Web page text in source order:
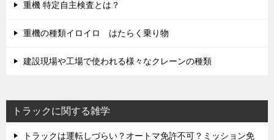
重機 特定自主検査とは？
重機の種類イロイロ はたらく乗り物
建設現場や工場で使われる様々なクレーンの種類
トラックに関する雑学
トラックは運転しづらい？オートマ免許不可？ミッション免